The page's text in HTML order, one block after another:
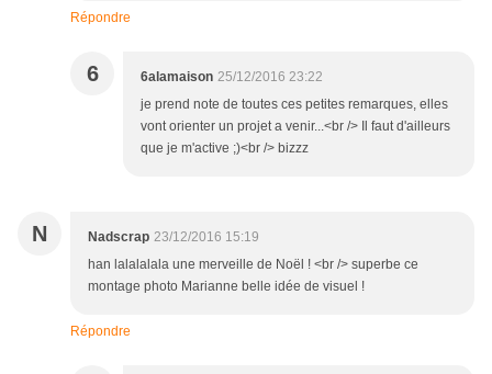
Répondre
6 6alamaison 25/12/2016 23:22
je prend note de toutes ces petites remarques, elles
vont orienter un projet a venir...<br /> Il faut d'ailleurs
que je m'active ;)<br /> bizzz
N Nadscrap 23/12/2016 15:19
han lalalalala une merveille de Noël ! <br /> superbe ce
montage photo Marianne belle idée de visuel !
Répondre